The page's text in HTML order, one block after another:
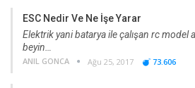
ESC Nedir Ve Ne İşe Yarar
Elektrik yani batarya ile çalışan rc model
beyin…
ANIL GONCA Ağu 25, 2017 73.606